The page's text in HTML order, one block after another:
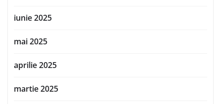
iunie 2025
mai 2025
aprilie 2025
martie 2025